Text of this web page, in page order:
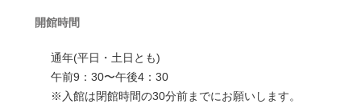
ニュース＆トピックス
寄付のお願い
開館時間
通年(平日・土日とも)
午前9：30〜午後4：30
※入館は閉館時間の30分前までにお願いします。